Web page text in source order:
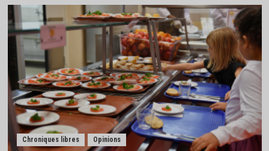
Chroniques libres Opinions